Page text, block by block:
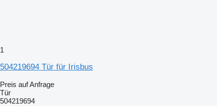
1
504219694 Tür für Irisbus
Preis auf Anfrage
Tür
504219694